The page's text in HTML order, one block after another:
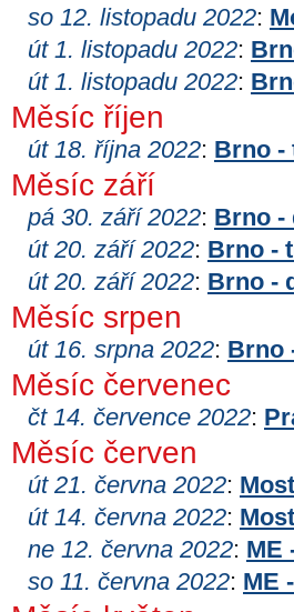
so 12. listopadu 2022:
út 1. listopadu 2022:
út 1. listopadu 2022:
Měsíc říjen
út 18. října 2022: Brno -
Měsíc září
pá 30. září 2022: Brno -
út 20. září 2022: Brno -
út 20. září 2022: Brno -
Měsíc srpen
út 16. srpna 2022: Brno
Měsíc červenec
čt 14. července 2022:
Měsíc červen
út 21. června 2022:
út 14. června 2022:
ne 12. června 2022: ME
so 11. června 2022: ME